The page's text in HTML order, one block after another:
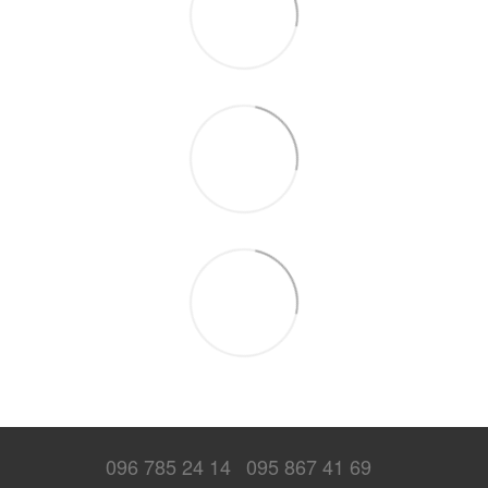
096 785 24 14 095 867 41 69